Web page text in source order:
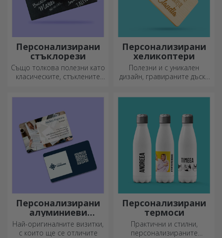
Персонализирани
стъклорези
Също толкова полезни като
класическите, стъклените
индивидуален стил на
вашата кухня.
Персонализирани
хеликоптери
Полезни и с уникален
дизайн, гравираните дъски
Персонализирани
алуминиеви
визитни картички
Най-оригиналните визитки,
с които ще се отличите
Персонализирани
термоси
Практични и стилни,
персонализираните